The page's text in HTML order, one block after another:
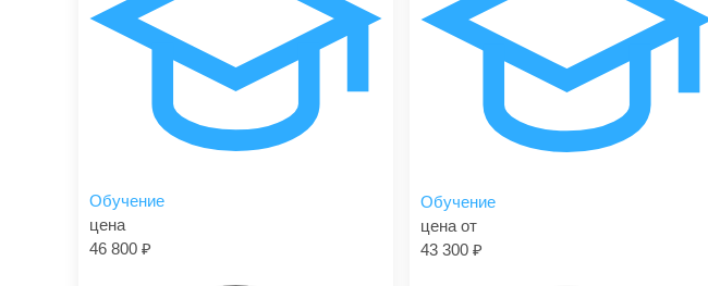
Обучение
цена
46 800
Обучение
цена от
43 300